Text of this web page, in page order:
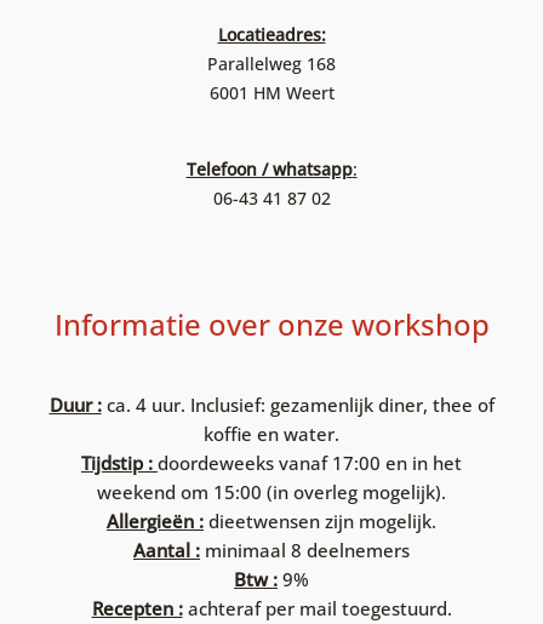
Locatieadres:
Parallelweg 168
6001 HM Weert
Telefoon / whatsapp:
06-43 41 87 02
Informatie over onze workshop
Duur :ca. 4 uur. Inclusief: gezamenlijk diner, thee of
koffie en water.
Tijdstip : doordeweeks vanaf 17:00 en in het
weekend om 15:00 (in overleg mogelijk).
Allergieën : dieetwensen zijn mogelijk.
Aantal : minimaal 8 deelnemers
Btw : 9%
Recepten :achteraf per mail toegestuurd.